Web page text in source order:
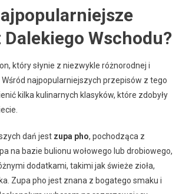
Dalekiego Wschodu?
który słynie z niezwykle różnorodnej i
najpopularniejszych przepisów z tego
kilka kulinarnych klasyków, które zdobyły
dań jest zupa pho, pochodząca z
na bazie bulionu wołowego lub drobiowego,
dodatkami, takimi jak świeże zioła,
Zupa pho jest znana z bogatego smaku i